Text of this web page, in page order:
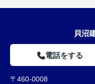
貝沼
電話をする
〒460-0008